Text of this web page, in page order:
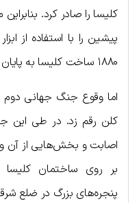
کلیسا را صادر کرد.
پیشین را با استفاده از
۱۸۸۰ ساخت کلیسا به پایان رسید.
اما وقوع جنگ جهانی دوم
اصابت و بخش‌هایی از آن
بر روی ساختمان
پنجره‌های بزرگ در ضلع